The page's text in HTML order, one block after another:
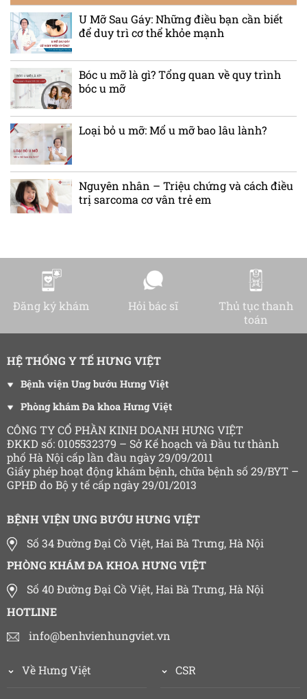
U Mỡ Sau Gáy: Những điều bạn cần biết
để duy trì cơ thể khỏe mạnh
Bóc u mỡ là gì? Tổng quan về quy trình
bóc u mỡ
Loại bỏ u mỡ: Mổ u mỡ bao lâu lành?
Nguyên nhân – Triệu chứng và cách điều
trị sarcoma cơ vân trẻ em
Đăng ký khám Hỏi bác sĩ
Thủ tục thanh
toán
HỆ THỐNG Y TẾ HƯNG VIỆT
Bệnh viện Ung bướu Hưng Việt
Phòng khám Đa khoa Hưng Việt
CÔNG TY CỔ PHẦN KINH DOANH HƯNG VIỆT
ĐKKD số: 0105532379 – Sở Kế hoạch và Đầu tư thành
phố Hà Nội cấp lần đầu ngày 29/09/2011
Giấy phép hoạt động khám bệnh, chữa bệnh số 29/BYT –
GPHĐ do Bộ y tế cấp ngày 29/01/2013
BỆNH VIỆN UNG BƯỚU HƯNG VIỆT
Số 34 Đường Đại Cồ Việt, Hai Bà Trưng, Hà Nội
PHÒNG KHÁM ĐA KHOA HƯNG VIỆT
Số 40 Đường Đại Cồ Việt, Hai Bà Trưng, Hà Nội
HOTLINE
info@benhvienhungviet.vn
Về Hưng Việt CSR